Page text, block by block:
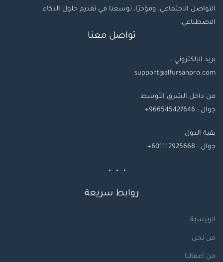
التواصل الاجتماعي. ومؤخرًا، توسعنا في تقديم حلول الذكاء
الاصطناعي،
تواصل معنا
بريد الإلكتروني :
support@alfursanpro.com
من داخل الشرق الأوسط
جوال : 966545427646+
بقية الدول
جوال : 601112925668+
روابط سريعة
الرئيسية
من نحن
من أعمالنا